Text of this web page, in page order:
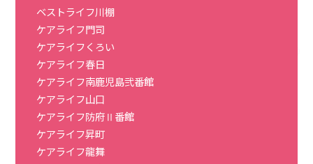
ベストライフ川棚
ケアライフ門司
ケアライフくろい
ケアライフ春日
ケアライフ南鹿児島弐番館
ケアライフ山口
ケアライフ防府Ⅱ番館
ケアライフ昇町
ケアライフ龍舞